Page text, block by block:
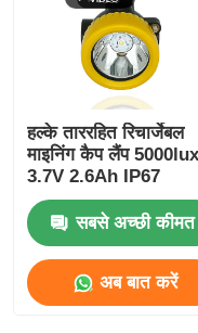
हल्के ताररहित रिचार्जेबल
माइनिंग कैप लैंप 5000lux
3.7V 2.6Ah IP67
सबसे अच्छी कीमत
अब बात करें